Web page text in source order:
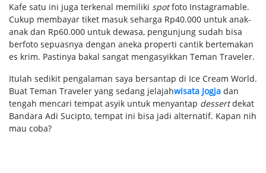
Kafe satu ini juga terkenal memiliki spotfoto Instagramable.
Cukup membayar tiket masuk seharga Rp40.000 untuk anak-
anak dan Rp60.000 untuk dewasa, pengunjung sudah bisa
berfoto sepuasnya dengan aneka properti cantik bertemakan
es krim. Pastinya bakal sangat mengasyikkan Teman Traveler.
Itulah sedikit pengalaman saya bersantap di Ice Cream World.
Buat Teman Traveler yang sedang jelajahwisata Jogja dan
tengah mencari tempat asyik untuk menyantap dessertdekat
Bandara Adi Sucipto, tempat ini bisa jadi alternatif. Kapan nih
mau coba?